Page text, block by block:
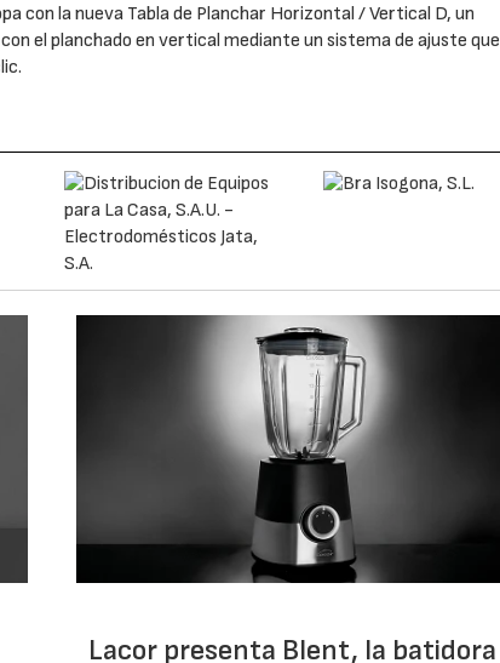
con la nueva Tabla de Planchar Horizontal / Vertical D, un
el planchado en vertical mediante un sistema de ajuste que
Lacor presenta Blent, la batidora